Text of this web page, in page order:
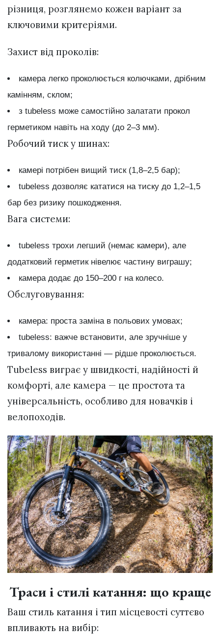
різниця, розглянемо кожен варіант за
ключовими критеріями.
Захист від проколів:
камера легко проколюється колючками, дрібним
камінням, склом;
з tubeless може самостійно залатати прокол
герметиком навіть на ходу (до 2–3 мм).
Робочий тиск у шинах:
камері потрібен вищий тиск (1,8–2,5 бар);
tubeless дозволяє кататися на тиску до 1,2–1,5
бар без ризику пошкодження.
Вага системи:
tubeless трохи легший (немає камери), але
додатковий герметик нівелює частину виграшу;
камера додає до 150–200 г на колесо.
Обслуговування:
камера: проста заміна в польових умовах;
tubeless: важче встановити, але зручніше у
тривалому використанні — рідше проколюється.
Tubeless виграє у швидкості, надійності й
комфорті, але камера — це простота та
універсальність, особливо для новачків і
велопоходів.
Траси і стилі катання: що краще
Ваш стиль катання і тип місцевості суттєво
впливають на вибір: